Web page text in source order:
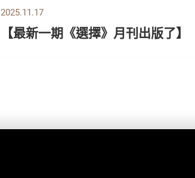
2025.11.17
【最新一期《選擇》月刊出版了】